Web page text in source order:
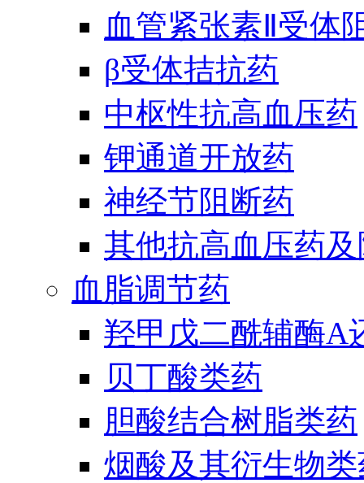
血管紧张素Ⅱ受体
β受体拮抗药
中枢性抗高血压药
钾通道开放药
神经节阻断药
其他抗高血压药
血脂调节药
羟甲戊二酰辅酶A
贝丁酸类药
胆酸结合树脂类药
烟酸及其衍生物